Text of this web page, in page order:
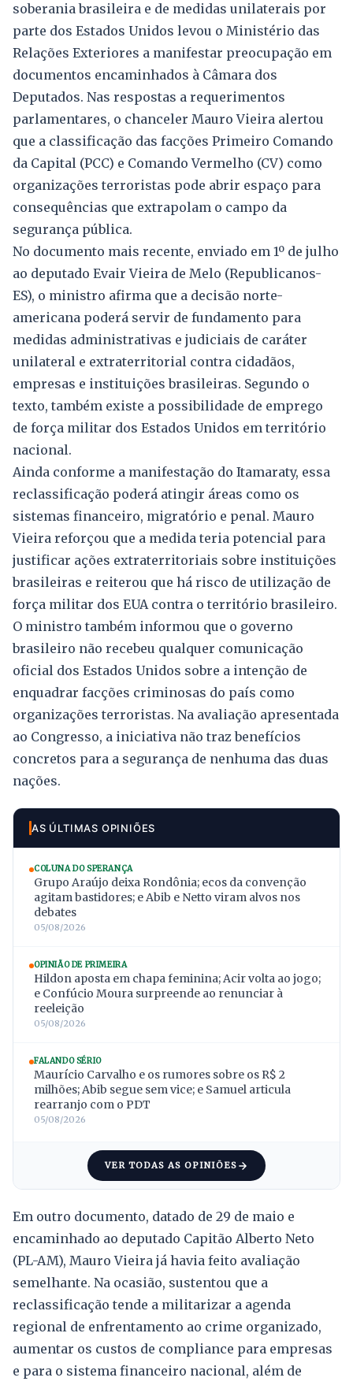
soberania brasileira e de medidas unilaterais por
parte dos Estados Unidos levou o Ministério das
Relações Exteriores a manifestar preocupação em
documentos encaminhados à Câmara dos
Deputados. Nas respostas a requerimentos
parlamentares, o chanceler Mauro Vieira alertou
que a classificação das facções Primeiro Comando
da Capital (PCC) e Comando Vermelho (CV) como
organizações terroristas pode abrir espaço para
consequências que extrapolam o campo da
segurança pública.
No documento mais recente, enviado em 1º de julho
ao deputado Evair Vieira de Melo (Republicanos-
ES), o ministro afirma que a decisão norte-
americana poderá servir de fundamento para
medidas administrativas e judiciais de caráter
unilateral e extraterritorial contra cidadãos,
empresas e instituições brasileiras. Segundo o
texto, também existe a possibilidade de emprego
de força militar dos Estados Unidos em território
nacional.
Ainda conforme a manifestação do Itamaraty, essa
reclassificação poderá atingir áreas como os
sistemas financeiro, migratório e penal. Mauro
Vieira reforçou que a medida teria potencial para
justificar ações extraterritoriais sobre instituições
brasileiras e reiterou que há risco de utilização de
força militar dos EUA contra o território brasileiro.
O ministro também informou que o governo
brasileiro não recebeu qualquer comunicação
oficial dos Estados Unidos sobre a intenção de
enquadrar facções criminosas do país como
organizações terroristas. Na avaliação apresentada
ao Congresso, a iniciativa não traz benefícios
concretos para a segurança de nenhuma das duas
nações.
AS ÚLTIMAS OPINIÕES
COLUNA DO SPERANÇA
Grupo Araújo deixa Rondônia; ecos da convenção
agitam bastidores; e Abib e Netto viram alvos nos
debates
05/08/2026
OPINIÃO DE PRIMEIRA
Hildon aposta em chapa feminina; Acir volta ao jogo;
e Confúcio Moura surpreende ao renunciar à
reeleição
05/08/2026
FALANDO SÉRIO
Maurício Carvalho e os rumores sobre os R$ 2
milhões; Abib segue sem vice; e Samuel articula
rearranjo com o PDT
05/08/2026
VER TODAS AS OPINIÕES
Em outro documento, datado de 29 de maio e
encaminhado ao deputado Capitão Alberto Neto
(PL-AM), Mauro Vieira já havia feito avaliação
semelhante. Na ocasião, sustentou que a
reclassificação tende a militarizar a agenda
regional de enfrentamento ao crime organizado,
aumentar os custos de compliance para empresas
e para o sistema financeiro nacional, além de